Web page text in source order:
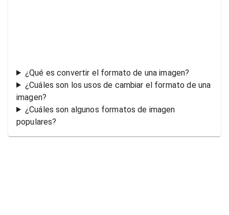
¿Qué es convertir el formato de una imagen?
¿Cuáles son los usos de cambiar el formato de una
imagen?
¿Cuáles son algunos formatos de imagen
populares?